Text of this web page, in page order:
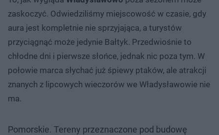
zaskoczyć. Odwiedziliśmy miejscowość w czasie, gdy
aura jest kompletnie nie sprzyjająca, a turystów
przyciągnąć może jedynie Bałtyk. Przedwiośnie to
chłodne dni i pierwsze słońce, jednak nic poza tym. W
połowie marca słychać już śpiewy ptaków, ale atrakcji
znanych z lipcowych wieczorów we Władysławowie nie
ma.
Pomorskie. Tereny przeznaczone pod budowę